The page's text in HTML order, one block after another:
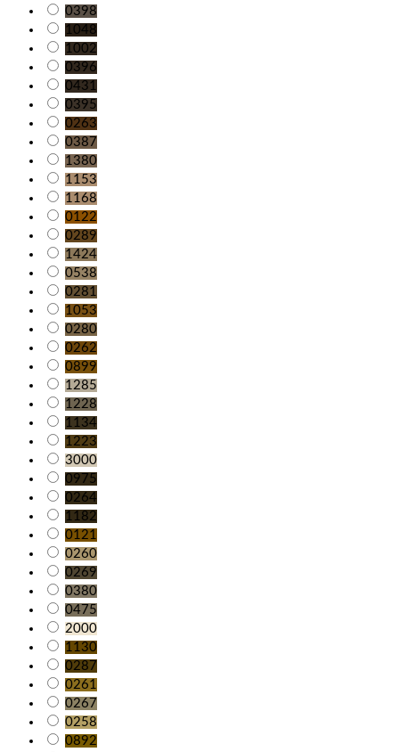
0398
1048
1002
0396
0431
0395
0263
0387
1380
1153
1168
0122
0289
1424
0538
0281
1053
0280
0262
0899
1285
1228
1134
1223
3000
0975
0264
1182
0121
0260
0269
0380
0475
2000
1130
0287
0261
0267
0258
0892